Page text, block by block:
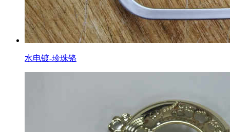
水电镀-珍珠铬